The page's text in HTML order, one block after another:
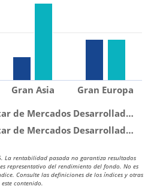
de Mercados Desarrollad…
de Mercados Desarrollad…
Gran Asia Gran Europa
La rentabilidad pasada no garantiza resultados
representativo del rendimiento del fondo. No es
Consulte las definiciones de los índices y otras
contenido.